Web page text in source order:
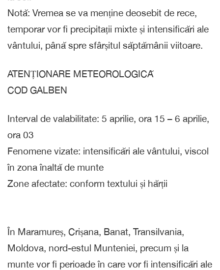
Notă: Vremea se va menține deosebit de rece,
temporar vor fi precipitații mixte și intensificări ale
vântului, până spre sfârșitul săptămânii viitoare.
ATENȚIONARE METEOROLOGICĂ
COD GALBEN
Interval de valabilitate: 5 aprilie, ora 15 – 6 aprilie,
ora 03
Fenomene vizate: intensificări ale vântului, viscol
în zona înaltă de munte
Zone afectate: conform textului și hărții
În Maramureș, Crișana, Banat, Transilvania,
Moldova, nord-estul Munteniei, precum și la
munte vor fi perioade în care vor fi intensificări ale